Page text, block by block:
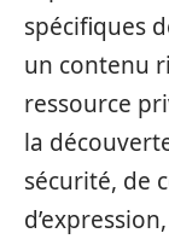
spécifiques
un contenu
ressource
la
sécurité, de